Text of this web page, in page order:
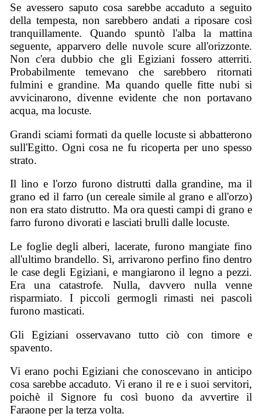
Se avessero saputo cosa sarebbe accaduto a seguito
della tempesta, non sarebbero andati a riposare così
tranquillamente. Quando spuntò l'alba la mattina
seguente, apparvero delle nuvole scure all'orizzonte.
Non c'era dubbio che gli Egiziani fossero atterriti.
Probabilmente temevano che sarebbero ritornati
fulmini e grandine. Ma quando quelle fitte nubi si
avvicinarono, divenne evidente che non portavano
acqua, ma locuste.
Grandi sciami formati da quelle locuste si abbatterono
sull'Egitto. Ogni cosa ne fu ricoperta per uno spesso
strato.
Il lino e l'orzo furono distrutti dalla grandine, ma il
grano ed il farro (un cereale simile al grano e all'orzo)
non era stato distrutto. Ma ora questi campi di grano e
farro furono divorati e lasciati brulli dalle locuste.
Le foglie degli alberi, lacerate, furono mangiate fino
all'ultimo brandello. Sì, arrivarono perfino fino dentro
le case degli Egiziani, e mangiarono il legno a pezzi.
Era una catastrofe. Nulla, davvero nulla venne
risparmiato. I piccoli germogli rimasti nei pascoli
furono masticati.
Gli Egiziani osservavano tutto ciò con timore e
spavento.
Vi erano pochi Egiziani che conoscevano in anticipo
cosa sarebbe accaduto. Vi erano il re e i suoi servitori,
poichè il Signore fu così buono da avvertire il
Faraone per la terza volta.